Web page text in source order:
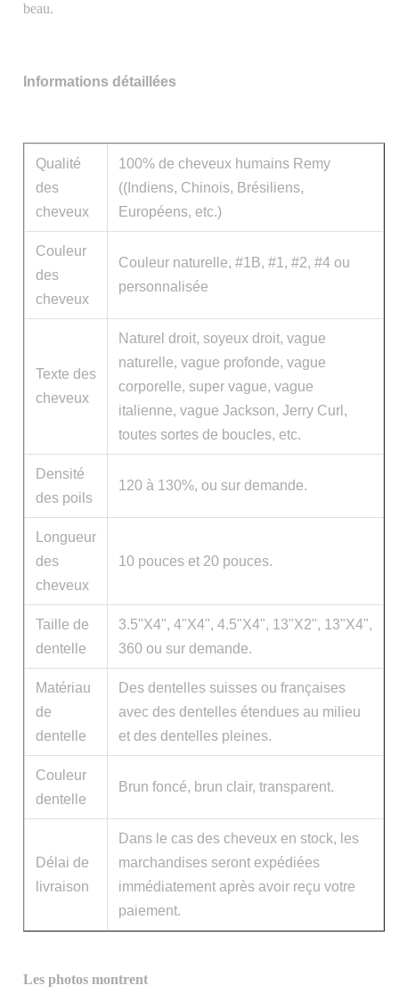
beau.
Informations détaillées
Qualité
des
cheveux
100% de cheveux humains Remy
((Indiens, Chinois, Brésiliens,
Européens, etc.)
Couleur
des
cheveux
Couleur naturelle, #1B, #1, #2, #4 ou
personnalisée
Texte des
cheveux
Naturel droit, soyeux droit, vague
naturelle, vague profonde, vague
corporelle, super vague, vague
italienne, vague Jackson, Jerry Curl,
toutes sortes de boucles, etc.
Densité
des poils
120 à 130%, ou sur demande.
Longueur
des
cheveux
10 pouces et 20 pouces.
Taille de
dentelle
3.5"X4", 4"X4", 4.5"X4", 13"X2", 13"X4",
360 ou sur demande.
Matériau
de
dentelle
Des dentelles suisses ou françaises
avec des dentelles étendues au milieu
et des dentelles pleines.
Couleur
dentelle
Brun foncé, brun clair, transparent.
Délai de
livraison
Dans le cas des cheveux en stock, les
marchandises seront expédiées
immédiatement après avoir reçu votre
paiement.
Les photos montrent